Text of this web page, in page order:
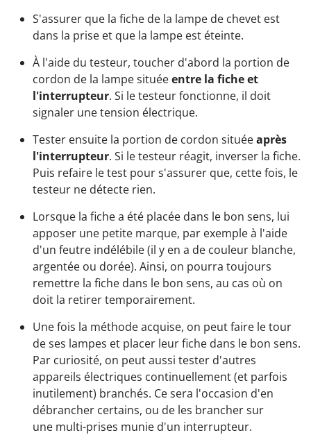
S'assurer que la fiche de la lampe de chevet est
dans la prise et que la lampe est éteinte.
À l'aide du testeur, toucher d'abord la portion de
cordon de la lampe situéeentre la fiche et
l'interrupteur. Si le testeur fonctionne, il doit
signaler une tension électrique.
Tester ensuite la portion de cordon situéeaprès
l'interrupteur. Si le testeur réagit, inverser la fiche.
Puis refaire le test pour s'assurer que, cette fois, le
testeur ne détecte rien.
Lorsque la fiche a été placée dans le bon sens, lui
apposer une petite marque, par exemple à l'aide
d'un feutre indélébile (il y en a de couleur blanche,
argentée ou dorée). Ainsi, on pourra toujours
remettre la fiche dans le bon sens, au cas où on
doit la retirer temporairement.
Une fois la méthode acquise, on peut faire le tour
de ses lampes et placer leur fiche dans le bon sens.
Par curiosité, on peut aussi tester d'autres
appareils électriques continuellement (et parfois
inutilement) branchés. Ce sera l'occasion d'en
débrancher certains, ou de les brancher sur
une multi-prises munie d'un interrupteur.